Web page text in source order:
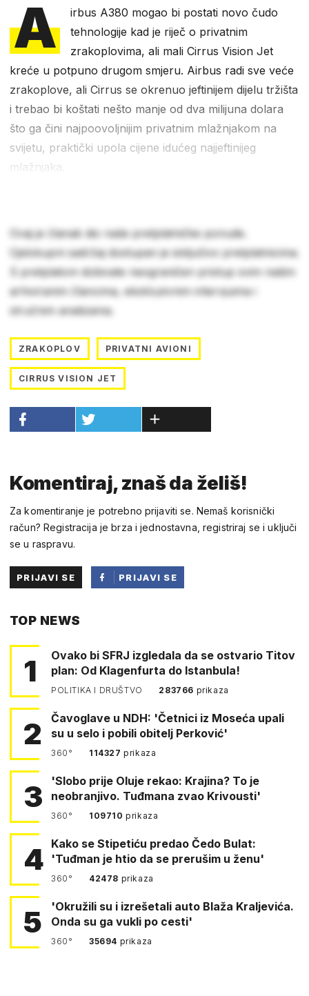
A
irbus A380 mogao bi postati novo čudo
tehnologije kad je riječ o privatnim
zrakoplovima, ali mali Cirrus Vision Jet
kreće u potpuno drugom smjeru. Airbus radi sve veće
zrakoplove, ali Cirrus se okrenuo jeftinijem dijelu tržišta
i trebao bi koštati nešto manje od dva milijuna dolara
što ga čini najpoovoljnijim privatnim mlažnjakom na
svijetu, praktički upola cijene idućeg najjeftinijeg
mlažnjaka.
Ovaj je članak dio naše pretplatničke ponude.
Cjelokupni sadržaj dostupan je isključivo pretplatnicima.
S pretplatom dobivate neograničen pristup svim našim
arhiviranim člancima, ekskluzivnim intervjuima i
stručnim analizama.
ZRAKOPLOV PRIVATNI AVIONI
CIRRUS VISION JET
Komentiraj, znaš da želiš!
Za komentiranje je potrebno prijaviti se. Nemaš korisnički
račun? Registracija je brza i jednostavna, registriraj se i uključi
se u raspravu.
PRIJAVI SE
PRIJAVI SE
TOP NEWS
1
Ovako bi SFRJ izgledala da se ostvario Titov
plan: Od Klagenfurta do Istanbula!
POLITIKA I DRUŠTVO 283766 prikaza
2
Čavoglave u NDH: 'Četnici iz Moseća upali
su u selo i pobili obitelj Perković'
360° 114327prikaza
3
'Slobo prije Oluje rekao: Krajina? To je
neobranjivo. Tuđmana zvao Krivousti'
360° 109710prikaza
4 Kako se Stipetiću predao Čedo Bulat:
'Tuđman je htio da se prerušim u ženu'
360° 42478 prikaza
5
'Okružili su i izrešetali auto Blaža Kraljevića.
Onda su ga vukli po cesti'
360° 35694 prikaza